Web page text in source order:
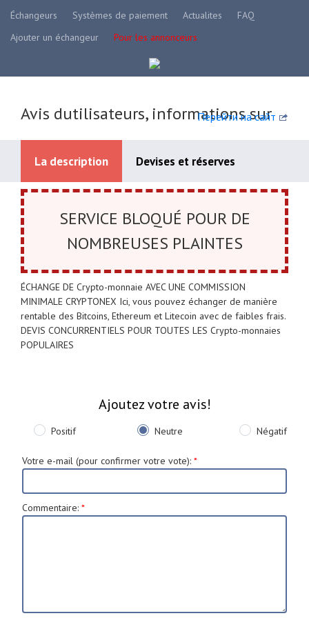
Échangeurs Systèmes de paiement Actualites
FAQ
Ajouter un échangeur
Pour les annonceurs
Перейти на сайт
Avis dutilisateurs, informations sur
La description Devises et réserves
SERVICE BLOQUÉ POUR DE
NOMBREUSES PLAINTES
ÉCHANGE DE Crypto-monnaie AVEC UNE COMMISSION
MINIMALE CRYPTONEX Ici, vous pouvez échanger de manière
rentable des Bitcoins, Ethereum et Litecoin avec de faibles frais.
DEVIS CONCURRENTIELS POUR TOUTES LES Crypto-monnaies
POPULAIRES
Ajoutez votre avis!
Positif Neutre Négatif
Votre e-mail (pour confirmer votre vote): *
Commentaire: *